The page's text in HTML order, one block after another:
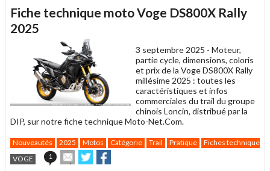
à
Fiche technique moto Voge DS800X Rally
2025
3 septembre 2025 - Moteur,
partie cycle, dimensions, coloris
et prix de la Voge DS800X Rally
millésime 2025 : toutes les
caractéristiques et infos
commerciales du trail du groupe
chinois Loncin, distribué par la
DIP, sur notre fiche technique Moto-Net.Com.
Nouveautés 2025 Motos Catégorie Trail Pratique
Fiches techniques
VOGE
1
Envoyer
cet
Partager
sur sur